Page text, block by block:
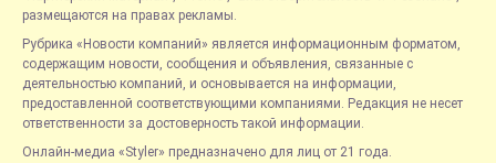
размещаются на правах рекламы.
Рубрика «Новости компаний» является информационным форматом,
содержащим новости, сообщения и объявления, связанные с
деятельностью компаний, и основывается на информации,
предоставленной соответствующими компаниями. Редакция не несет
ответственности за достоверность такой информации.
Онлайн-медиа «Styler» предназначено для лиц от 21 года.